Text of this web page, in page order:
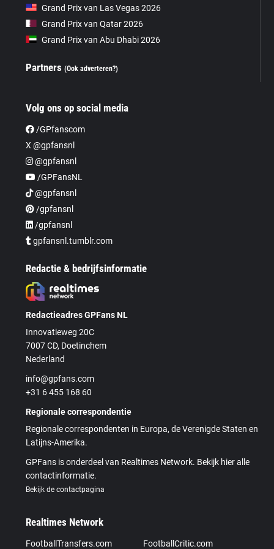
Grand Prix van Las Vegas 2026
Grand Prix van Qatar 2026
Grand Prix van Abu Dhabi 2026
Partners(Ook adverteren?)
Volg ons op social media
/GPfanscom
X @gpfansnl
@gpfansnl
/GPFansNL
@gpfansnl
/gpfansnl
/gpfansnl
gpfansnl.tumblr.com
Redactie & bedrijfsinformatie
Redactieadres GPFans NL
Innovatieweg 20C
7007 CD, Doetinchem
Nederland
info@gpfans.com
+31 6 455 168 60
Regionale correspondentie
Regionale correspondenten in Europa, de Verenigde Staten en
Latijns-Amerika.
GPFans is onderdeel van Realtimes Network. Bekijk hier alle
contactinformatie.
Bekijk de contactpagina
Realtimes Network
FootballTransfers.com FootballCritic.com